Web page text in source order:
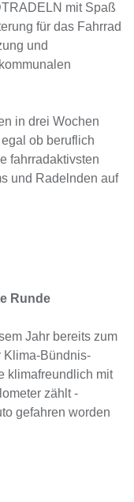
mit Spaß
für das Fahrrad
und
in drei Wochen
ob beruflich
fahrradaktivsten
und Radelnden auf
Runde
Jahr bereits zum
Klima-Bündnis-
klimafreundlich mit
zählt -
gefahren worden